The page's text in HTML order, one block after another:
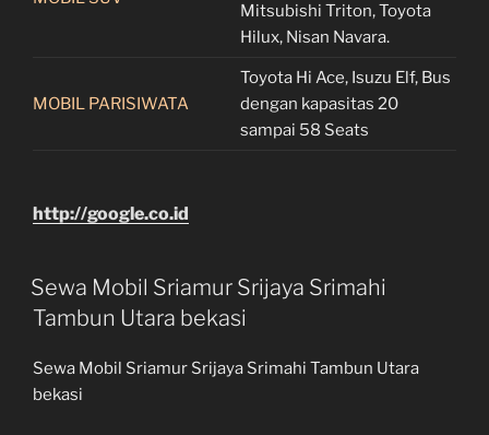
Mitsubishi Triton, Toyota
Hilux, Nisan Navara.
MOBIL PARISIWATA
Toyota Hi Ace, Isuzu Elf, Bus
dengan kapasitas 20
sampai 58 Seats
http://google.co.id
Sewa Mobil Sriamur Srijaya Srimahi
Tambun Utara bekasi
Sewa Mobil Sriamur Srijaya Srimahi Tambun Utara
bekasi